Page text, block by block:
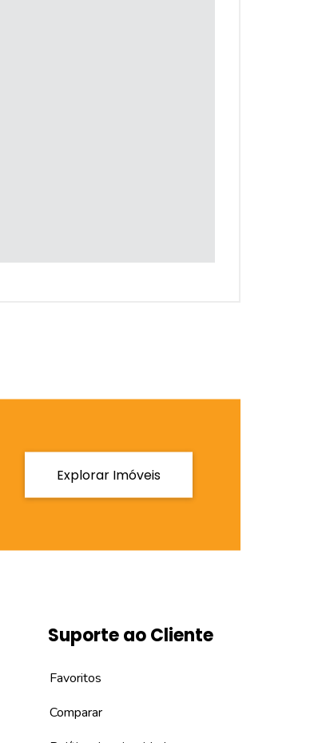
Explorar Imóveis
Suporte ao Cliente
Favoritos
Comparar